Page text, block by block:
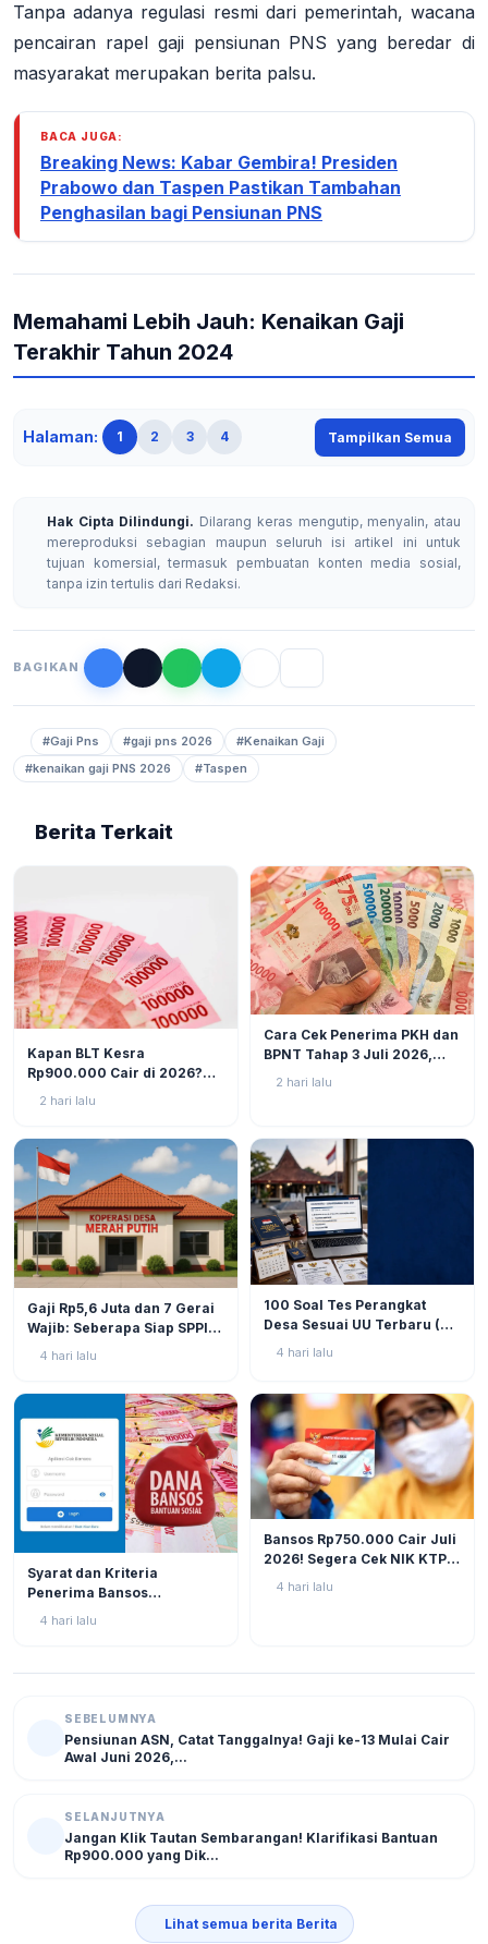
Tanpa adanya regulasi resmi dari pemerintah, wacana
pencairan rapel gaji pensiunan PNS yang beredar di
masyarakat merupakan berita palsu.
BACA JUGA:
Breaking News: Kabar Gembira! Presiden
Prabowo dan Taspen Pastikan Tambahan
Penghasilan bagi Pensiunan PNS
Memahami Lebih Jauh: Kenaikan Gaji
Terakhir Tahun 2024
Halaman: 1 2 3 4 Tampilkan Semua
Hak Cipta Dilindungi. Dilarang keras mengutip, menyalin, atau
mereproduksi sebagian maupun seluruh isi artikel ini untuk
tujuan komersial, termasuk pembuatan konten media sosial,
tanpa izin tertulis dari Redaksi.
BAGIKAN
#Gaji Pns #gaji pns 2026
#Kenaikan Gaji
#kenaikan gaji PNS 2026
#Taspen
Berita Terkait
Kapan BLT Kesra
Rp900.000 Cair di 2026?
Simak Prediksi dan
2 hari lalu
Cara Cek Penerima PKH dan
BPNT Tahap 3 Juli 2026,
Bansos Sudah Mulai Cair!
2 hari lalu
Gaji Rp5,6 Juta dan 7 Gerai
Wajib: Seberapa Siap SPPI
4 hari lalu
100 Soal Tes Perangkat
Desa Sesuai UU Terbaru (UU
4 hari lalu
Syarat dan Kriteria
Penerima Bansos
Rp750.000 Juli 2026, Cek
4 hari lalu
Bansos Rp750.000 Cair Juli
2026! Segera Cek NIK KTP
di Situs Resmi Kemensos
4 hari lalu
SEBELUMNYA
Pensiunan ASN, Catat Tanggalnya! Gaji ke-13 Mulai Cair
Awal Juni 2026,...
SELANJUTNYA
Jangan Klik Tautan Sembarangan! Klarifikasi Bantuan
Rp900.000 yang Dik...
Lihat semua berita Berita